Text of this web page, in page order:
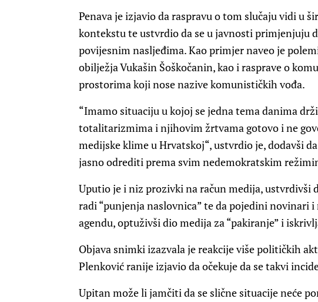
Penava je izjavio da raspravu o tom slučaju vidi u
kontekstu te ustvrdio da se u javnosti
povijesnim nasljeđima. Kao primjer naveo je
obilježja Vukašin Šoškočanin, kao i rasprave o
prostorima koji nose nazive komunističkih vođa.
“Imamo situaciju u kojoj se jedna tema danima
totalitarizmima i njihovim žrtvama gotovo i ne
medijske klime u Hrvatskoj“, ustvrdio je, dodavši
jasno odrediti prema svim nedemokratskim
Uputio je i niz prozivki na račun medija, ustvrdivši
radi “punjenja naslovnica” te da pojedini novinari
agendu, optuživši dio medija za “pakiranje” i
Objava snimki izazvala je reakcije više političkih
Plenković ranije izjavio da očekuje da se takvi
Upitan može li jamčiti da se slične situacije neće